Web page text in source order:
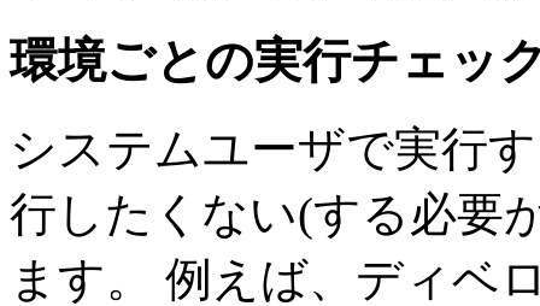
環境ごとの実行チェッ
システムユーザで実行
行したくない(する必要
ます。 例えば、ディベ